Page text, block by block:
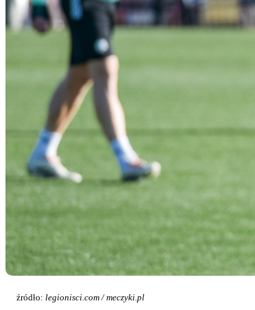
źródło: legionisci.com / meczyki.pl